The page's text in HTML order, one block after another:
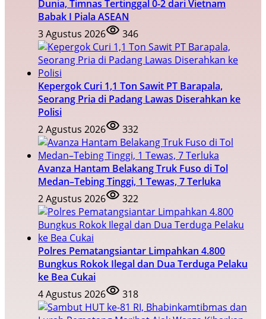
Dunia, Timnas Tertinggal 0-2 dari Vietnam
Babak I Piala ASEAN
3 Agustus 2026
346
Kepergok Curi 1,1 Ton Sawit PT Barapala,
Seorang Pria di Padang Lawas Diserahkan ke
Polisi
2 Agustus 2026
332
Avanza Hantam Belakang Truk Fuso di Tol
Medan–Tebing Tinggi, 1 Tewas, 7 Terluka
2 Agustus 2026
322
Polres Pematangsiantar Limpahkan 4.800
Bungkus Rokok Ilegal dan Dua Terduga Pelaku
ke Bea Cukai
4 Agustus 2026
318